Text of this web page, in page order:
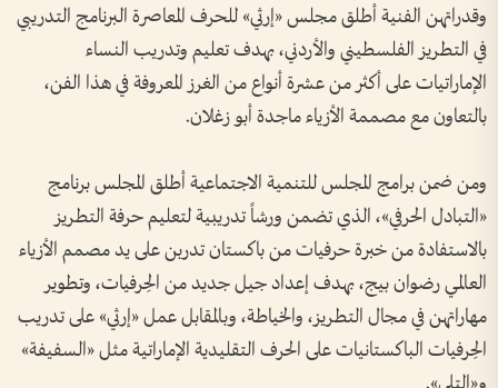
وقدراتهن الفنية أطلق مجلس «إرثي» للحرف المعاصرة البرنامج التدريبي
في التطريز الفلسطيني والأردني، بهدف تعليم وتدريب النساء
الإماراتيات على أكثر من عشرة أنواع من الغرز المعروفة في هذا الفن،
بالتعاون مع مصممة الأزياء ماجدة أبو زغلان.
ومن ضمن برامج المجلس للتنمية الاجتماعية أطلق المجلس برنامج
«التبادل الحرفي»، الذي تضمن ورشاً تدريبية لتعليم حرفة التطريز
بالاستفادة من خبرة حرفيات من باكستان تدربن على يد مصمم الأزياء
العالمي رضوان بيج، بهدف إعداد جيل جديد من الحِرفيات، وتطوير
مهاراتهن في مجال التطريز، والخياطة، وبالمقابل عمل «إرثي» على تدريب
الحِرفيات الباكستانيات على الحرف التقليدية الإماراتية مثل «السفيفة»